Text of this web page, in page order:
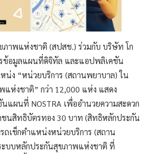
าพแห่งชาติ (สปสช.) ร่วมกับ บริษัท โก
รข้อมูลแผนที่ดิจิทัล และแอปพลิเคชัน
น่ง “หน่วยบริการ (สถานพยาบาล) ใน
ห่งชาติ” กว่า 12,000 แห่ง แสดง
ผนที่ NOSTRA เพื่ออำนวยความสะดวก
นสิทธิบัตรทอง 30 บาท (สิทธิหลักประกัน
เช็กตำแหน่งหน่วยบริการ (สถาน
ะบบหลักประกันสุขภาพแห่งชาติ ที่